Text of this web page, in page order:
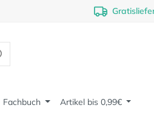
Fachbuch Artikel bis 0,99€